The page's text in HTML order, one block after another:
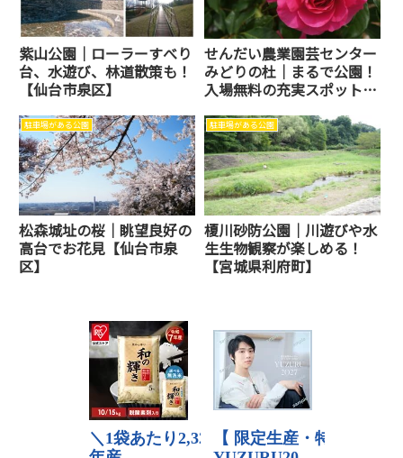
紫山公園｜ローラーすべり
台、水遊び、林道散策も！
【仙台市泉区】
せんだい農業園芸センター
みどりの杜｜まるで公園！
入場無料の充実スポット
駐車場がある公園
松森城址の桜｜眺望良好の
高台でお花見【仙台市泉
区】
駐車場がある公園
榎川砂防公園｜川遊びや水
生生物観察が楽しめる！
【宮城県利府町】